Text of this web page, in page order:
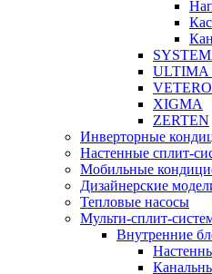
ULTIMA
VETERO
XIGMA
ZERTEN
Инверторные
Настенные сплит-
Мобильные
Дизайнерские
Тепловые насосы
Мульти-сплит-
Внутренние